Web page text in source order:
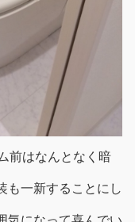
前はなんとなく暗
も一新することにし